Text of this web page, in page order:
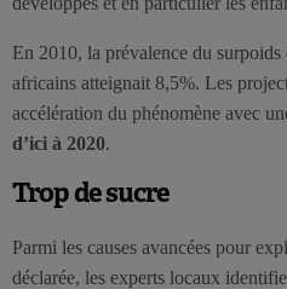
En 2010, la prévalence du surpoids
africains atteignait 8,5%. Les
accélération du phénomène avec
d’ici à 2020.
Trop de sucre
Parmi les causes avancées pour
déclarée, les experts locaux